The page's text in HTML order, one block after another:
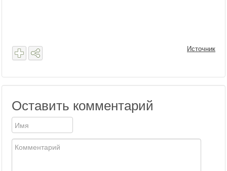
Источник
Оставить комментарий